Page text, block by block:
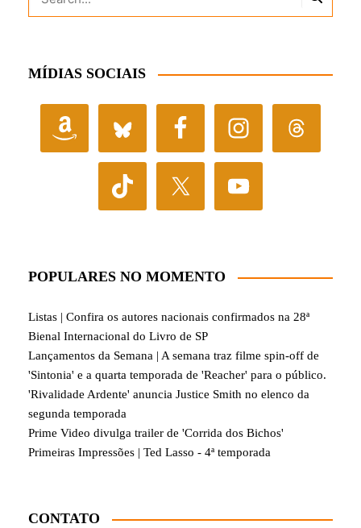
MÍDIAS SOCIAIS
POPULARES NO MOMENTO
Listas | Confira os autores nacionais confirmados na 28ª
Bienal Internacional do Livro de SP
Lançamentos da Semana | A semana traz filme spin-off de
'Sintonia' e a quarta temporada de 'Reacher' para o público.
'Rivalidade Ardente' anuncia Justice Smith no elenco da
segunda temporada
Prime Video divulga trailer de 'Corrida dos Bichos'
Primeiras Impressões | Ted Lasso - 4ª temporada
CONTATO